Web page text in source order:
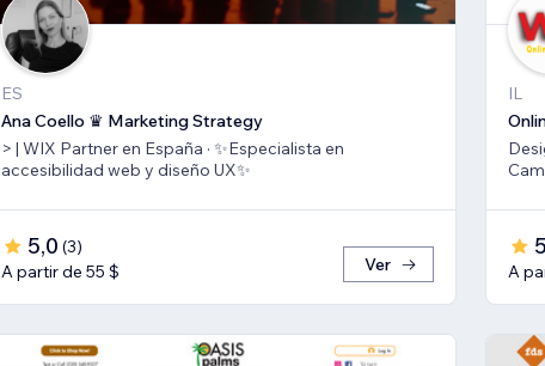
ES
Ana Coello ♛ Marketing Strategy
> | WIX Partner en España · ✨Especialista en
accesibilidad web y diseño UX✨
5,0 (3)
A partir de 55 $
Ver
IL
A